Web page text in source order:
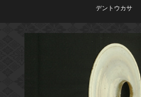
さらに詳細検索
媒体資
デントウカサ